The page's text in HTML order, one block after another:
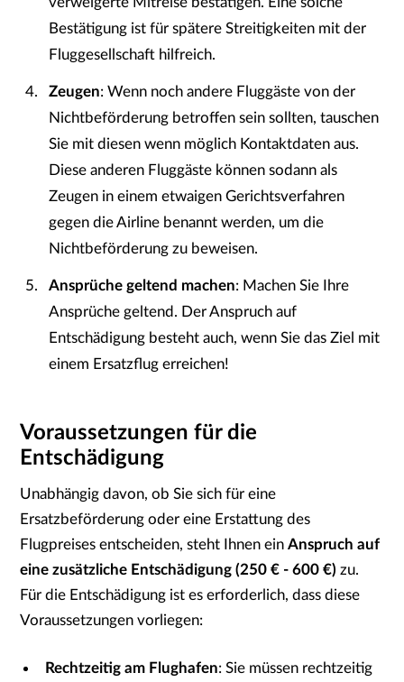
Bestätigung ist für spätere Streitigkeiten mit der
Fluggesellschaft hilfreich.
Zeugen: Wenn noch andere Fluggäste von der
Nichtbeförderung betroffen sein sollten, tauschen
Sie mit diesen wenn möglich Kontaktdaten aus.
Diese anderen Fluggäste können sodann als
Zeugen in einem etwaigen Gerichtsverfahren
gegen die Airline benannt werden, um die
Nichtbeförderung zu beweisen.
Ansprüche geltend machen: Machen Sie Ihre
Ansprüche geltend. Der Anspruch auf
Entschädigung besteht auch, wenn Sie das Ziel mit
einem Ersatzflug erreichen!
Voraussetzungen für die
Entschädigung
Unabhängig davon, ob Sie sich für eine
Ersatzbeförderung oder eine Erstattung des
Flugpreises entscheiden, steht Ihnen einAnspruch auf
eine zusätzliche Entschädigung (250 € - 600 €) zu.
Für die Entschädigung ist es erforderlich, dass diese
Voraussetzungen vorliegen:
Rechtzeitig am Flughafen: Sie müssen rechtzeitig